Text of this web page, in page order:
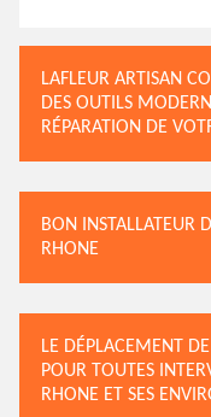
LAFLEUR ARTISAN
DES OUTILS
RÉPARATION DE
BON INSTALLATEUR
RHONE
LE DÉPLACEMENT
POUR TOUTES
RHONE ET SES